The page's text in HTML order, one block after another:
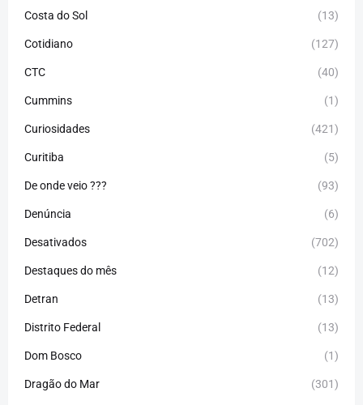
Costa do Sol (13)
Cotidiano (127)
CTC (40)
Cummins (1)
Curiosidades (421)
Curitiba (5)
De onde veio ??? (93)
Denúncia (6)
Desativados (702)
Destaques do mês (12)
Detran (13)
Distrito Federal (13)
Dom Bosco (1)
Dragão do Mar (301)